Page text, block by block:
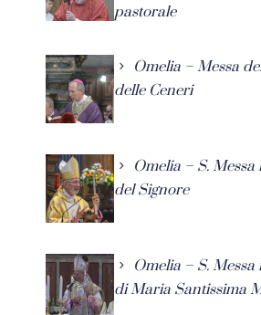
pastorale
Omelia – Messa
delle Ceneri
Omelia – S. Messa
del Signore
Omelia – S.
di Maria Santissima